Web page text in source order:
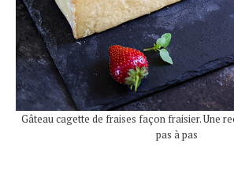
Gâteau cagette de fraises façon fraisier. Une
pas à pas